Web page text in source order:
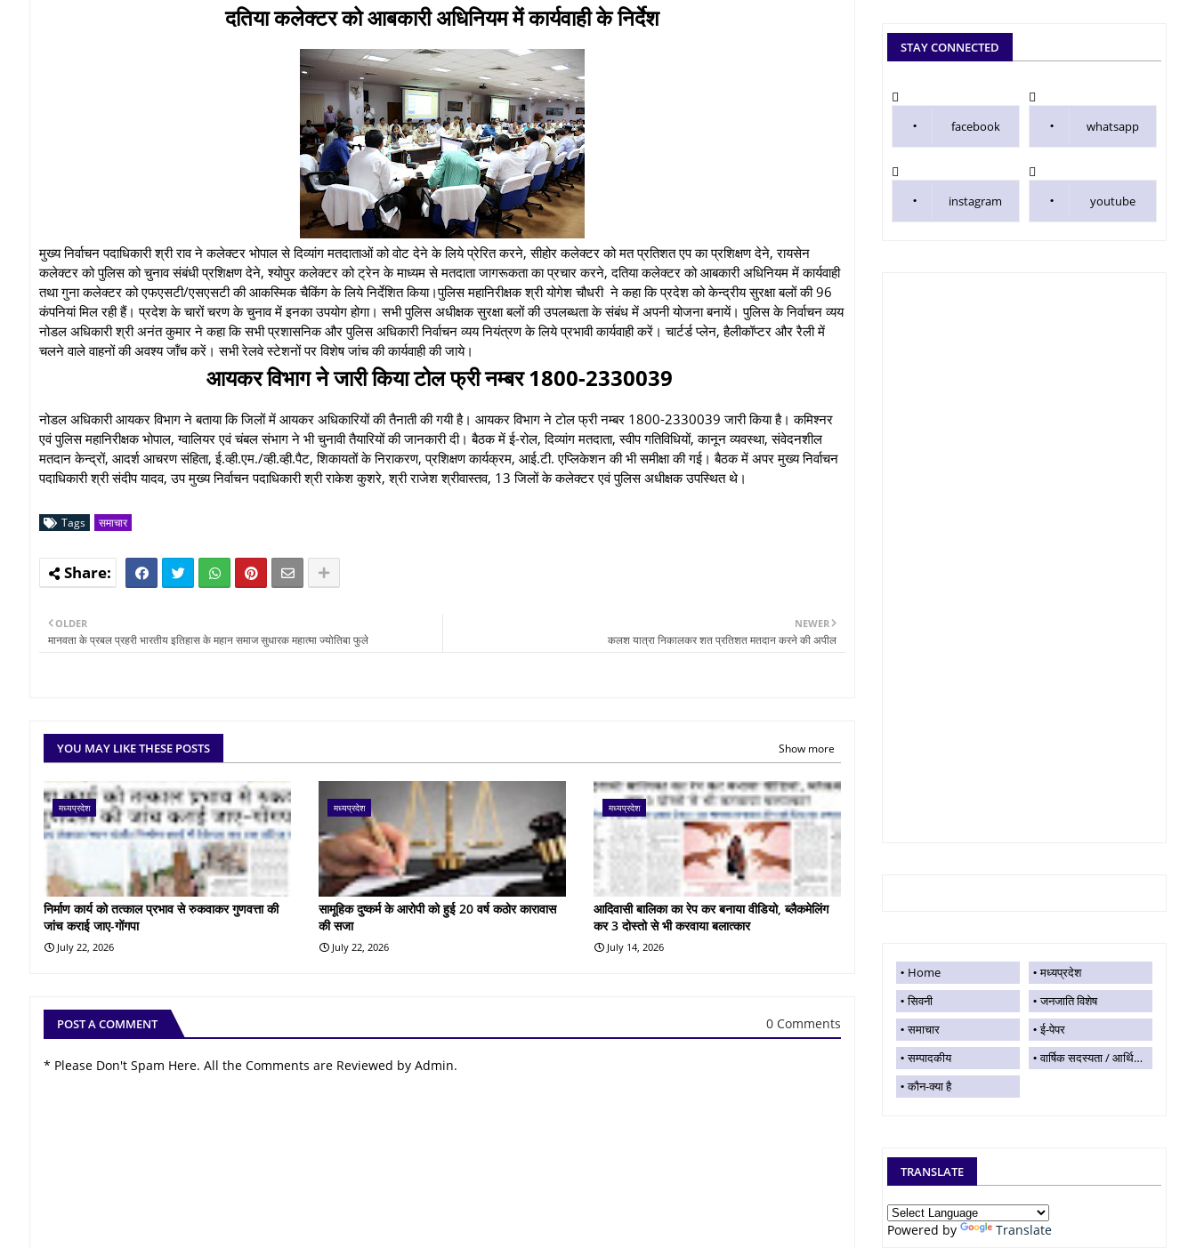
दतिया कलेक्‍टर को आबकारी अधिनियम में कार्यवाही के निर्देश
मुख्‍य निर्वाचन पदाधिकारी श्री राव ने कलेक्‍टर भोपाल से दिव्‍यांग मतदाताओं को वोट देने के लिये प्रेरित करने, सीहोर कलेक्‍टर को मत प्रतिशत एप का प्रशिक्षण देने, रायसेन
कलेक्‍टर को पुलिस को चुनाव संबंधी प्रशिक्षण देने, श्‍योपुर कलेक्‍टर को ट्रेन के माध्‍यम से मतदाता जागरूकता का प्रचार करने, दतिया कलेक्‍टर को आबकारी अधिनियम में कार्यवाही
तथा गुना कलेक्‍टर को एफएसटी/एसएसटी की आकस्मिक चैकिंग के लिये निर्देशित किया।पुलिस महानिरीक्षक श्री योगेश चौधरी ने कहा कि प्रदेश को केन्‍द्रीय सुरक्षा बलों की 96
कंपनियां मिल रही हैं। प्रदेश के चारों चरण के चुनाव में इनका उपयोग होगा। सभी पुलिस अ‍धीक्षक सुरक्षा बलों की उपलब्‍धता के संबंध में अपनी योजना बनायें। पुलिस के निर्वाचन व्‍यय
नोडल अधिकारी श्री अनंत कुमार ने कहा कि सभी प्रशासनिक और पुलिस अधिकारी निर्वाचन व्‍यय नियंत्रण के लिये प्रभावी कार्यवाही करें। चार्टर्ड प्‍लेन, हैलीकॉप्‍टर और रैली में
चलने वाले वाहनों की अवश्‍य जॉंच करें। सभी रेलवे स्‍टेशनों पर विशेष जांच की कार्यवाही की जाये।
आयकर विभाग ने जारी किया टोल फ्री नम्‍बर 1800-2330039
नोडल अधिकारी आयकर विभाग ने बताया कि जिलों में आयकर अधिकारियों की तैनाती की गयी है। आयकर विभाग ने टोल फ्री नम्‍बर 1800-2330039 जारी किया है। कमिश्‍नर
एवं पुलिस महानिरीक्षक भोपाल, ग्‍वालियर एवं चंबल संभाग ने भी चुनावी तैयारियों की जानकारी दी। बैठक में ई-रोल, दिव्‍यांग मतदाता, स्‍वीप गतिविधियों, कानून व्‍यवस्‍था, संवेदनशील
मतदान केन्‍द्रों, आदर्श आचरण संहिता, ई.व्‍ही.एम./व्‍ही.व्‍ही.पैट, शिकायतों के निराकरण, प्रशिक्षण कार्यक्रम, आई.टी. एप्लिकेशन की भी समीक्षा की गई। बैठक में अपर मुख्‍य निर्वाचन
पदाधिकारी श्री संदीप यादव, उप मुख्‍य निर्वाचन पदाधिकारी श्री राकेश कुशरे, श्री राजेश श्रीवास्‍तव, 13 जिलों के कलेक्टर एवं पुलिस अ‍धीक्षक उपस्थित थे।
Tags समाचार
NEWER
कलश यात्रा निकालकर शत प्रतिशत मतदान करने की अपील
OLDER
मानवता के प्रबल प्रहरी भारतीय इतिहास के महान समाज सुधारक महात्मा ज्योतिबा फुले
YOU MAY LIKE THESE POSTS Show more
मध्यप्रदेश
निर्माण कार्य को तत्काल प्रभाव से रुकवाकर गुणवत्ता की
जांच कराई जाए-गोंगपा
July 22, 2026
मध्यप्रदेश
सामूहिक दुष्कर्म के आरोपी को हुई 20 वर्ष कठोर कारावास
की सजा
July 22, 2026
मध्यप्रदेश
आदिवासी बालिका का रेप कर बनाया वीडियो, ब्लैकमेलिंग
कर 3 दोस्तो से भी करवाया बलात्कार
July 14, 2026
POST A COMMENT 0 Comments
* Please Don't Spam Here. All the Comments are Reviewed by Admin.
STAY CONNECTED
facebook whatsapp
instagram youtube
Home
मध्यप्रदेश
सिवनी
जनजाति विशेष
समाचार
ई-पेपर
सम्पादकीय
वार्षिक सदस्यता / आर्थिक सहयोग
कौन-क्या है
TRANSLATE
Powered by Translate